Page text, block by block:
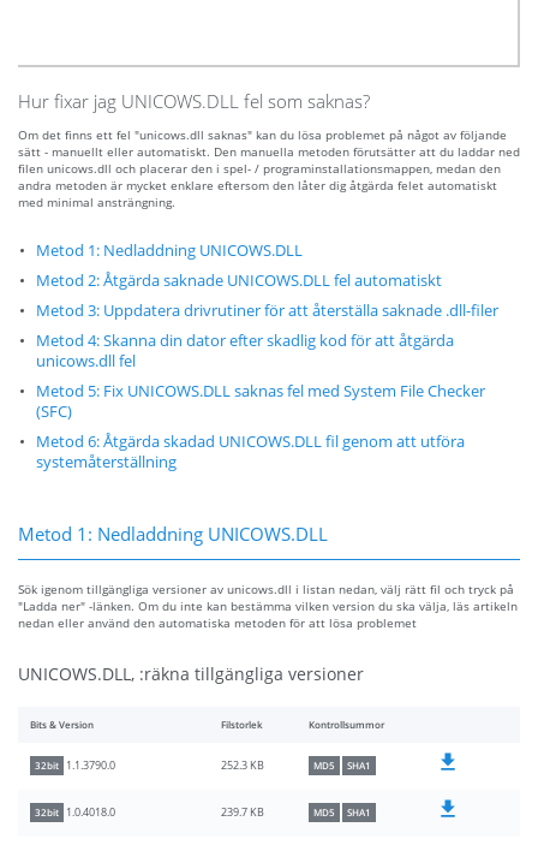
Hur fixar jag UNICOWS.DLL fel som saknas?
Om det finns ett fel "unicows.dll saknas" kan du lösa problemet på något av följande
sätt - manuellt eller automatiskt. Den manuella metoden förutsätter att du laddar ned
filen unicows.dll och placerar den i spel- / programinstallationsmappen, medan den
andra metoden är mycket enklare eftersom den låter dig åtgärda felet automatiskt
med minimal ansträngning.
Metod 1: Nedladdning UNICOWS.DLL
Metod 2: Åtgärda saknade UNICOWS.DLL fel automatiskt
Metod 3: Uppdatera drivrutiner för att återställa saknade .dll-filer
Metod 4: Skanna din dator efter skadlig kod för att åtgärda
unicows.dll fel
Metod 5: Fix UNICOWS.DLL saknas fel med System File Checker
(SFC)
Metod 6: Åtgärda skadad UNICOWS.DLL fil genom att utföra
systemåterställning
Metod 1: Nedladdning UNICOWS.DLL
Sök igenom tillgängliga versioner av unicows.dll i listan nedan, välj rätt fil och tryck på
"Ladda ner" -länken. Om du inte kan bestämma vilken version du ska välja, läs artikeln
nedan eller använd den automatiska metoden för att lösa problemet
UNICOWS.DLL, :räkna tillgängliga versioner
Bits & Version Filstorlek Kontrollsummor
32bit 1.1.3790.0 252.3 KB MD5 SHA1
32bit 1.0.4018.0 239.7 KB MD5 SHA1